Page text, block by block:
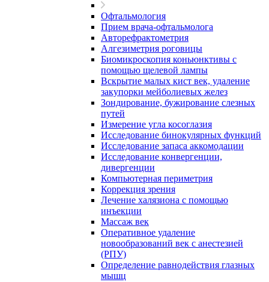
Офтальмология
Прием врача-офтальмолога
Авторефрактометрия
Алгезиметрия роговицы
Биомикроскопия коньюнктивы с
помощью щелевой лампы
Вскрытие малых кист век, удаление
закупорки мейболиевых желез
Зондирование, бужирование слезных
путей
Измерение угла косоглазия
Исследование бинокулярных функций
Исследование запаса аккомодации
Исследование конвергенции,
дивергенции
Компьютерная периметрия
Коррекция зрения
Лечение халязиона с помощью
инъекции
Массаж век
Оперативное удаление
новообразований век с анестезией
(РПУ)
Определение равнодействия глазных
мышц